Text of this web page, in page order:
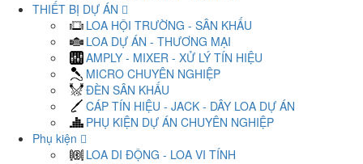
THIẾT BỊ DỰ ÁN
LOA HỘI TRƯỜNG - SÂN KHẤU
LOA DỰ ÁN - THƯƠNG MẠI
AMPLY - MIXER - XỬ LÝ TÍN HIỆU
MICRO CHUYÊN NGHIỆP
ĐÈN SÂN KHẤU
CÁP TÍN HIỆU - JACK - DÂY LOA DỰ ÁN
PHỤ KIỆN DỰ ÁN CHUYÊN NGHIỆP
Phụ kiện
LOA DI ĐỘNG - LOA VI TÍNH